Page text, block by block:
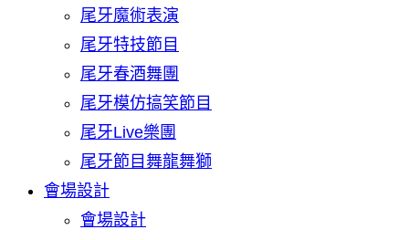
尾牙魔術表演
尾牙特技節目
尾牙春酒舞團
尾牙模仿搞笑節目
尾牙Live樂團
尾牙節目舞龍舞獅
會場設計
會場設計